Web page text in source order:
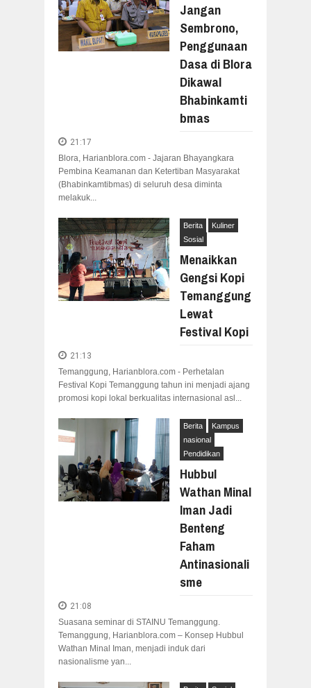
Jangan
Sembrono,
Penggunaan
Dasa di Blora
Dikawal
Bhabinkamti
bmas
21:17
Blora, Harianblora.com - Jajaran Bhayangkara
Pembina Keamanan dan Ketertiban Masyarakat
(Bhabinkamtibmas) di seluruh desa diminta
melakuk...
Berita
Kuliner
Sosial
Menaikkan
Gengsi Kopi
Temanggung
Lewat
Festival Kopi
21:13
Temanggung, Harianblora.com - Perhetalan
Festival Kopi Temanggung tahun ini menjadi ajang
promosi kopi lokal berkualitas internasional asl...
Berita
Kampus
nasional
Pendidikan
Hubbul
Wathan Minal
Iman Jadi
Benteng
Faham
Antinasionali
sme
21:08
Suasana seminar di STAINU Temanggung.
Temanggung, Harianblora.com – Konsep Hubbul
Wathan Minal Iman, menjadi induk dari
nasionalisme yan...